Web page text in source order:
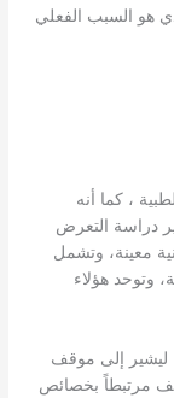
هو السبب الفعلي
، كما أنه
دراسة التعرض
معينة، وتشمل
وتوحد هؤلاء
ليشير إلى موقف
مرتبطاً بخصائص